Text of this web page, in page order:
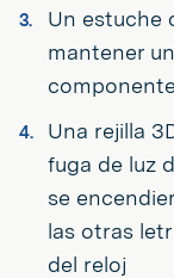
Un estuche
mantener
Una rejilla
fuga de luz
se
las otras
del reloj